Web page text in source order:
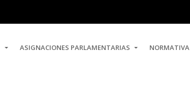
ASIGNACIONES PARLAMENTARIAS NORMATIVA